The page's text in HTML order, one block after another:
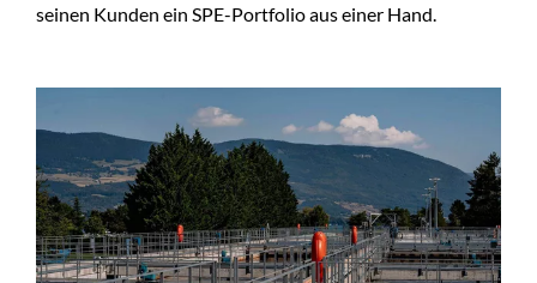
seinen Kunden ein SPE-Portfolio aus einer Hand.